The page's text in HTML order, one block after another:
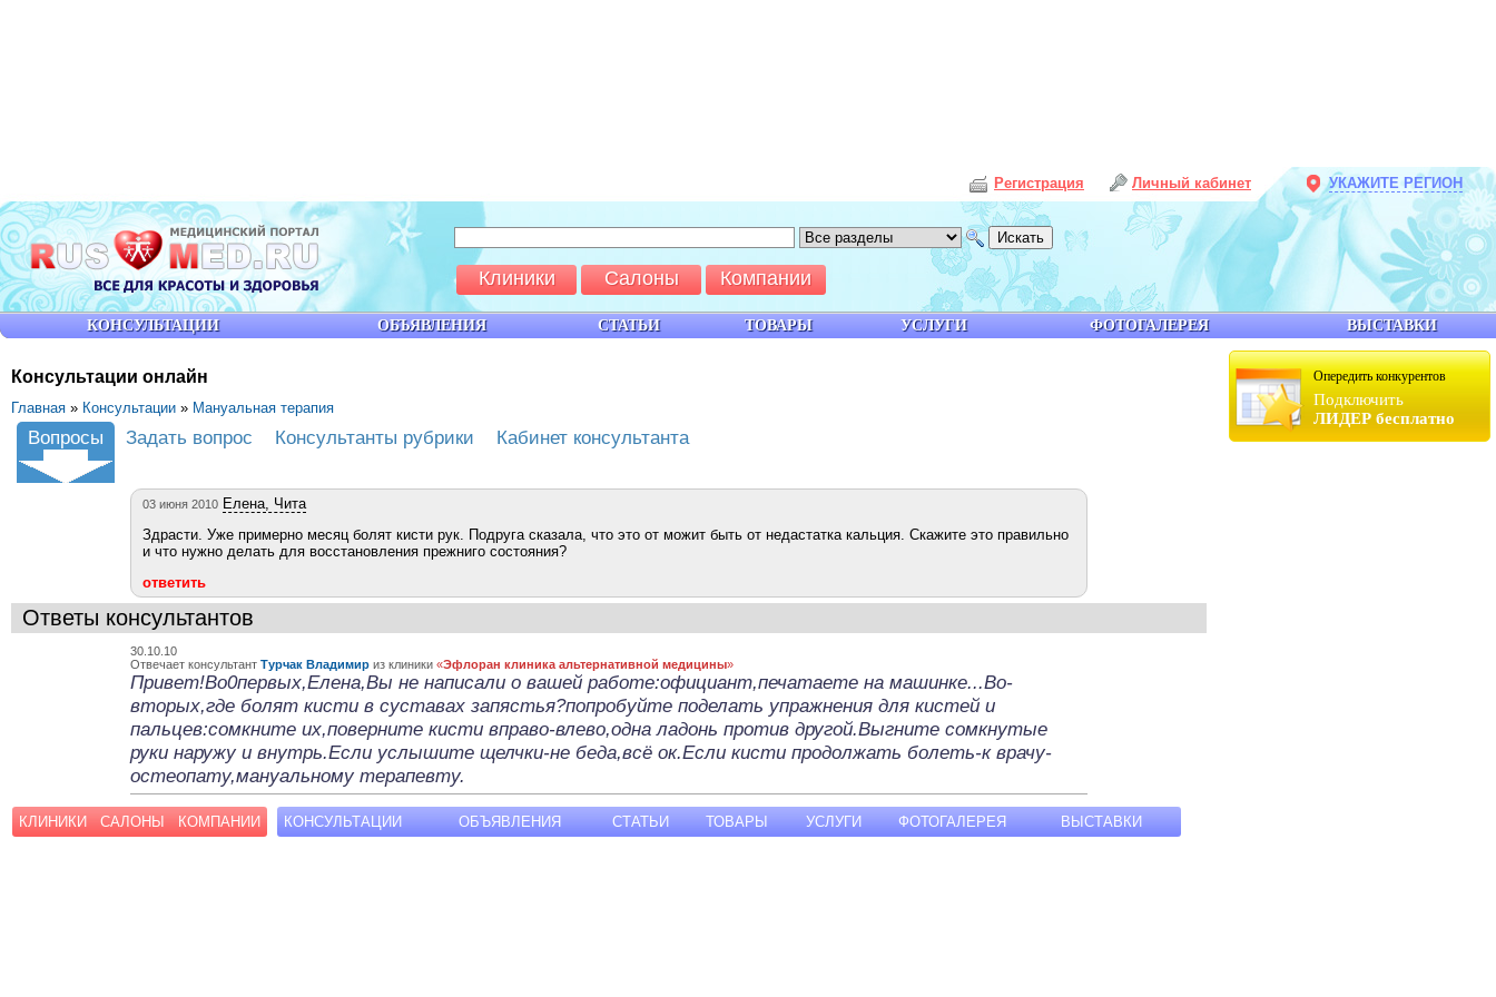
Опередить конкурентов
Подключить
ЛИДЕР бесплатно
Консультации онлайн
Главная » Консультации » Мануальная терапия
Вопросы Задать вопрос Консультанты рубрики Кабинет консультанта
03 июня 2010 Елена, Чита
Здрасти. Уже примерно месяц болят кисти рук. Подруга сказала, что это от можит быть от недастатка кальция. Скажите это правильно
и что нужно делать для восстановления прежниго состояния?
ответить
Ответы консультантов
30.10.10
Отвечает консультантТурчак Владимир из клиники«Эфлоран клиника альтернативной медицины»
Привет!Во0первых,Елена,Вы не написали о вашей работе:официант,печатаете на машинке...Во-
вторых,где болят кисти в суставах запястья?попробуйте поделать упражнения для кистей и
пальцев:сомкните их,поверните кисти вправо-влево,одна ладонь против другой.Выгните сомкнутые
руки наружу и внутрь.Если услышите щелчки-не беда,всё ок.Если кисти продолжать болеть-к врачу-
остеопату,мануальному терапевту.
КЛИНИКИ САЛОНЫ КОМПАНИИ КОНСУЛЬТАЦИИ ОБЪЯВЛЕНИЯ СТАТЬИ ТОВАРЫ УСЛУГИ ФОТОГАЛЕРЕЯ ВЫСТАВКИ
КОНСУЛЬТАЦИИ ОБЪЯВЛЕНИЯ СТАТЬИ ТОВАРЫ УСЛУГИ ФОТОГАЛЕРЕЯ ВЫСТАВКИ
Клиники Салоны Компании
Личный кабинет
Регистрация УКАЖИТЕ РЕГИОН